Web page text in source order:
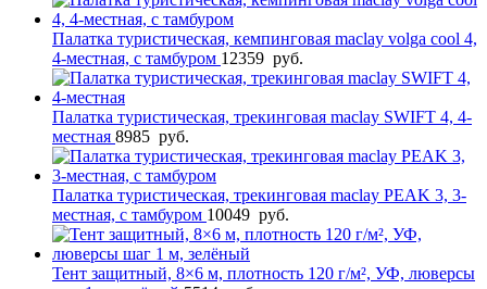
Палатка туристическая, кемпинговая maclay volga cool 4,
4-местная, с тамбуром 12359 руб.
Палатка туристическая, трекинговая maclay SWIFT 4, 4-
местная 8985 руб.
Палатка туристическая, трекинговая maclay PEAK 3, 3-
местная, с тамбуром 10049 руб.
Тент защитный, 8×6 м, плотность 120 г/м², УФ, люверсы